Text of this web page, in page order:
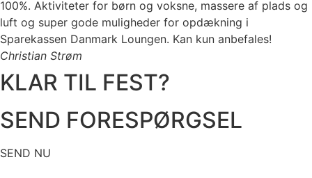
100%. Aktiviteter for børn og voksne, massere af plads og
luft og super gode muligheder for opdækning i
Sparekassen Danmark Loungen. Kan kun anbefales!
Christian Strøm
KLAR TIL FEST?
SEND FORESPØRGSEL
SEND NU